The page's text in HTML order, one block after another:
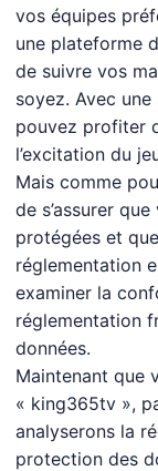
vos équipes
une plateforme
de suivre vos
soyez. Avec
pouvez profiter
l’excitation du
Mais comme
de s’assurer
protégées et
réglementation
examiner la
réglementation
données.
Maintenant que
« king365tv »,
analyserons la
protection des